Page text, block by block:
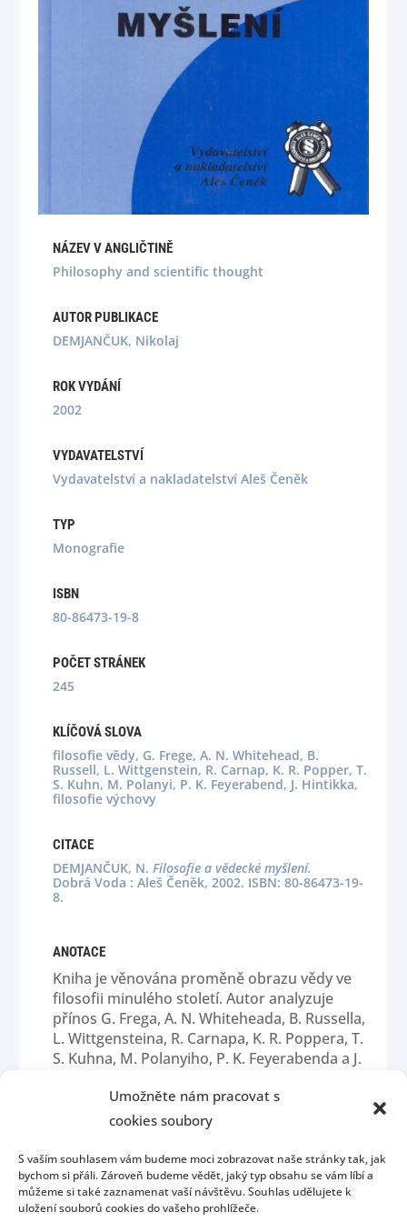
Umožněte nám pracovat s
cookies soubory
S vaším souhlasem vám budeme moci zobrazovat naše stránky tak, jak
bychom si přáli. Zároveň budeme vědět, jaký typ obsahu se vám líbí a
můžeme si také zaznamenat vaší návštěvu. Souhlas udělujete k
uložení souborů cookies do vašeho prohlížeče.
NÁZEV V ANGLIČTINĚ
Philosophy and scientific thought
AUTOR PUBLIKACE
DEMJANČUK, Nikolaj
ROK VYDÁNÍ
2002
VYDAVATELSTVÍ
Vydavatelství a nakladatelství Aleš Čeněk
TYP
Monografie
ISBN
80-86473-19-8
POČET STRÁNEK
245
KLÍČOVÁ SLOVA
filosofie vědy, G. Frege, A. N. Whitehead, B.
Russell, L. Wittgenstein, R. Carnap, K. R. Popper, T.
S. Kuhn, M. Polanyi, P. K. Feyerabend, J. Hintikka,
filosofie výchovy
CITACE
DEMJANČUK, N. Filosofie a vědecké myšlení.
Dobrá Voda : Aleš Čeněk, 2002. ISBN: 80-86473-19-
8.
ANOTACE
Kniha je věnována proměně obrazu vědy ve
filosofii minulého století. Autor analyzuje
přínos G. Frega, A. N. Whiteheada, B. Russella,
L. Wittgensteina, R. Carnapa, K. R. Poppera, T.
S. Kuhna, M. Polanyiho, P. K. Feyerabenda a J.